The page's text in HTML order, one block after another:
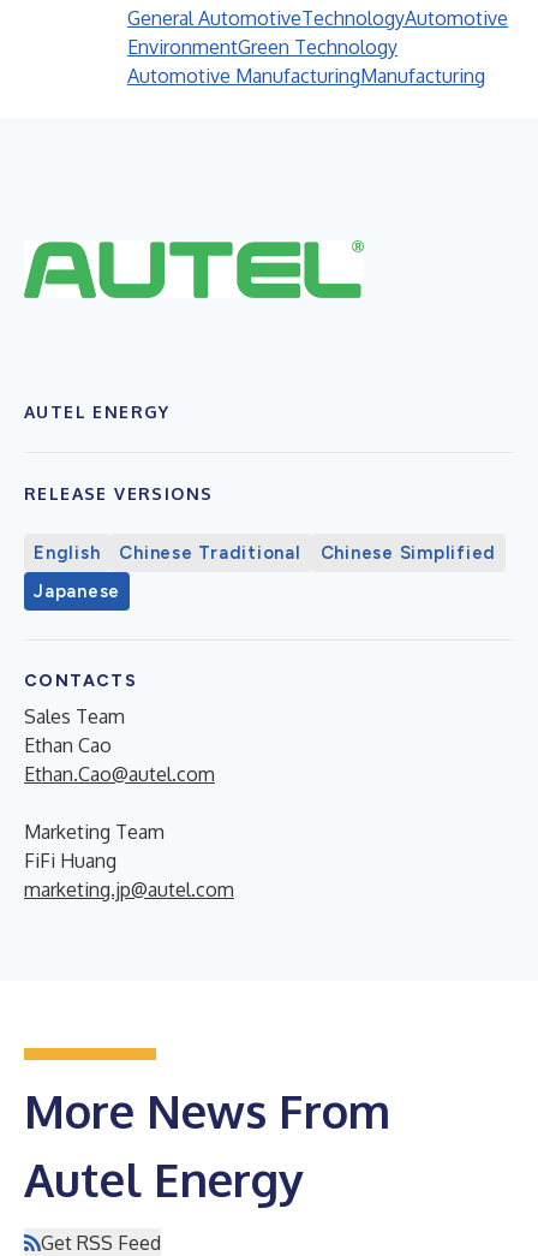
General AutomotiveTechnologyAutomotive
EnvironmentGreen Technology
Automotive ManufacturingManufacturing
AUTEL ENERGY
RELEASE VERSIONS
English Chinese Traditional
Chinese Simplified
Japanese
CONTACTS
Sales Team
Ethan Cao
Ethan.Cao@autel.com
Marketing Team
FiFi Huang
marketing.jp@autel.com
More News From
Autel Energy
Get RSS Feed